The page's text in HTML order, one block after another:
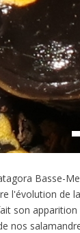
Basse-
l'évolution de
son apparition
nos